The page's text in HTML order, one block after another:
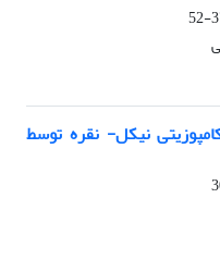
نیکل- نقره توسط